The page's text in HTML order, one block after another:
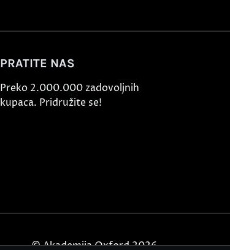
PRATITE NAS
Preko 2.000.000 zadovoljnih
kupaca. Pridružite se!
© Akademija Oxford 2026.